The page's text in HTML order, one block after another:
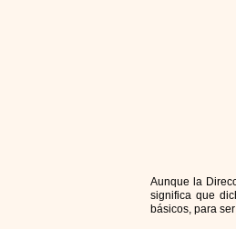
Aunque la
significa que
básicos, para